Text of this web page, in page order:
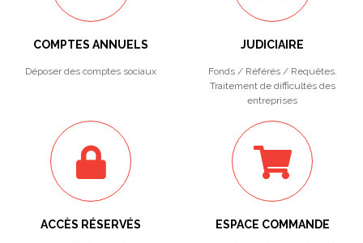
COMPTES ANNUELS
Déposer des comptes sociaux
JUDICIAIRE
Fonds / Référés / Requêtes.
Traitement de difficultés des
entreprises
ACCÈS RÉSERVÉS ESPACE COMMANDE